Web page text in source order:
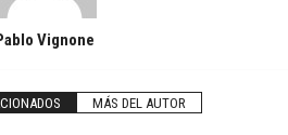
Vignone
MÁS DEL AUTOR